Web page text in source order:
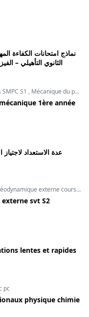
نماذج امتحانات الكفاءة
الثانوي التأهيلي –
S1 , Mécanique du point
1ère année
عدة الاستعداد
externe cours ,
svt S2
lentes et rapides
pc
physique chimie